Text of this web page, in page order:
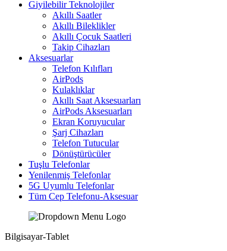
Giyilebilir Teknolojiler
Akıllı Saatler
Akıllı Bileklikler
Akıllı Çocuk Saatleri
Takip Cihazları
Aksesuarlar
Telefon Kılıfları
AirPods
Kulaklıklar
Akıllı Saat Aksesuarları
AirPods Aksesuarları
Ekran Koruyucular
Şarj Cihazları
Telefon Tutucular
Dönüştürücüler
Tuşlu Telefonlar
Yenilenmiş Telefonlar
5G Uyumlu Telefonlar
Tüm Cep Telefonu-Aksesuar
Bilgisayar-Tablet